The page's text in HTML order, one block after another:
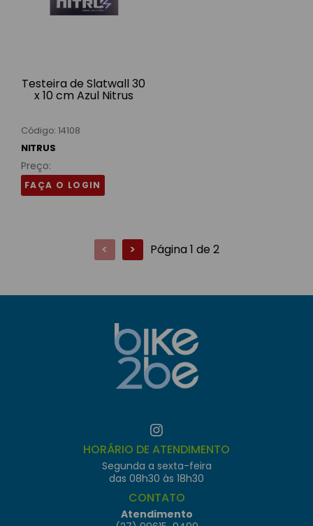
Testeira de Slatwall 30
x 10 cm Azul Nitrus
Código: 14108
NITRUS
Preço:
FAÇA O LOGIN
< > Página 1 de 2
HORÁRIO DE ATENDIMENTO
Segunda a sexta-feira
das 08h30 às 18h30
CONTATO
Atendimento